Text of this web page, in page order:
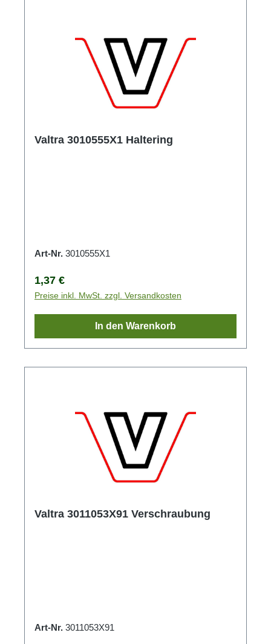
Valtra 3010555X1 Haltering
Art-Nr. 3010555X1
Regulärer Preis:
1,37 €
Preise inkl. MwSt. zzgl. Versandkosten
In den Warenkorb
Valtra 3011053X91 Verschraubung
Art-Nr. 3011053X91